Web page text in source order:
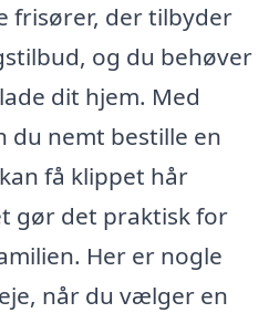
frisører, der tilbyder
og du behøver
dit hjem. Med
du nemt bestille en
få klippet hår
gør det praktisk for
Her er nogle
når du vælger en